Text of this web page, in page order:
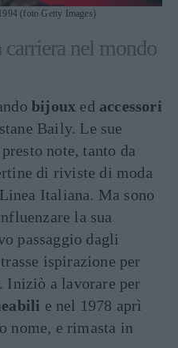
(foto Getty Images)
nel mondo
bijoux ed accessori
Baily. Le sue
note, tanto da
di riviste di moda
Italiana. Ma sono
la sua
passaggio dagli
ispirazione per
Iniziò a lavorare per
e nel 1978 aprì
nome, e rimasta in